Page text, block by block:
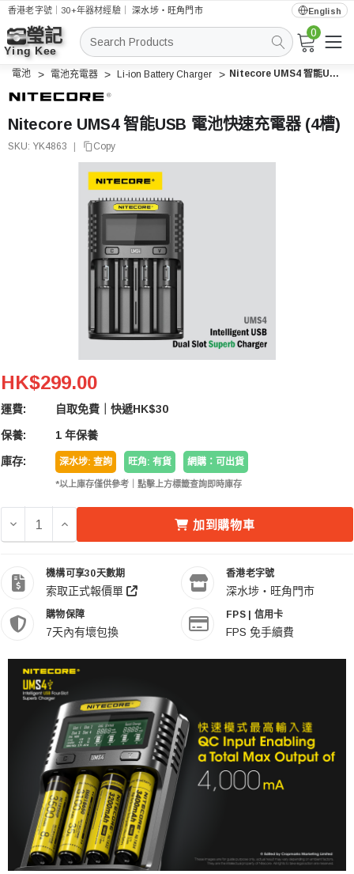
香港老字號｜30+年器材經驗｜深水埗・旺角門市 English
搜
索
0
電池 電池充電器 Li-ion Battery Charger Nitecore UMS4 智能USB 電池快速充電器 (4槽)
Nitecore UMS4 智能USB 電池快速充電器 (4槽)
SKU: YK4863 Copy
Nitecore UMS4 智能USB 電池快速充電器 (4槽)
HK$299.00
運費: 自取免費｜快遞HK$30
保養: 1 年保養
庫存: 深水埗: 查詢 旺角: 有貨 網購：可出貨
*以上庫存僅供參考｜點擊上方標籤查詢即時庫存
減少 NITECORE UMS4 智能USB 電池快速充電器 (4槽) 的數
增加 NITECORE UMS4 智能USB 電池快速充電器
加到購物車
機構可享30天數期
索取正式報價單
香港老字號
深水埗・旺角門市
購物保障
7天內有壞包換
FPS | 信用卡
FPS 免手續費